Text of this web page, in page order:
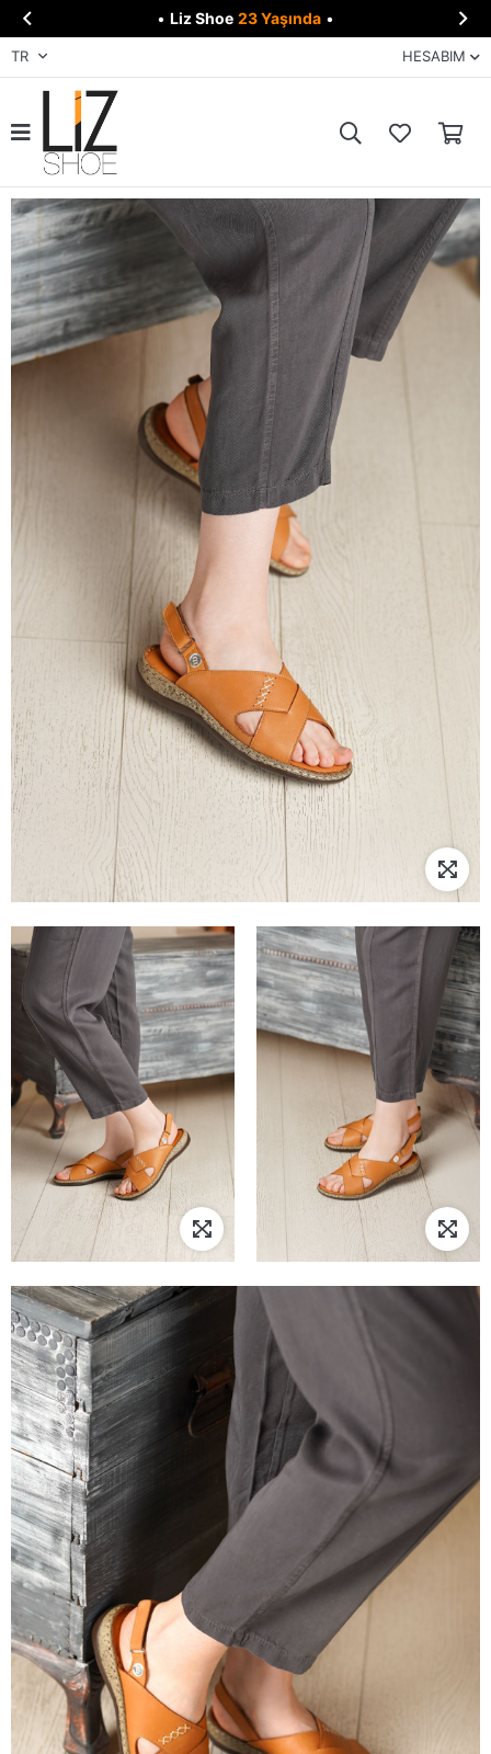
 • Liz Shoe 23 Yaşında • 
TR HESABIM